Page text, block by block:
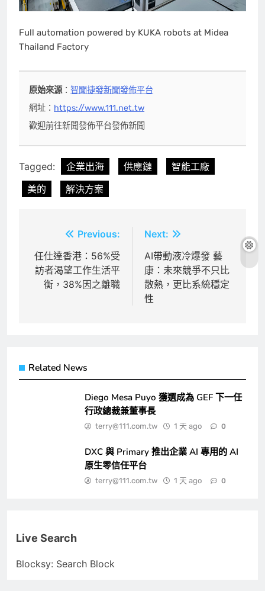
Full automation powered by KUKA robots at Midea
Thailand Factory
原始來源：智聞捷發新聞發佈平台
網址： https://www.111.net.tw
歡迎前往新聞發佈平台發佈新聞
Tagged: 企業出海 供應鏈
智能工廠
美的
解決方案
章
導
Previous:
任仕達香港：56%受
訪者渴望工作生活平
衡，38%因之離職
Next:
AI帶動液冷爆發 藝
康：未來競爭不只比
散熱，更比系統穩定
性
Related News
Diego Mesa Puyo 獲選成為 GEF 下一任
行政總裁兼董事長
terry@111.com.tw 1 天 ago 0
DXC 與 Primary 推出企業 AI 專用的 AI
原生零信任平台
terry@111.com.tw 1 天 ago 0
Live Search
Blocksy: Search Block